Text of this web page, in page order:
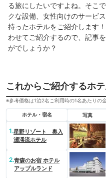
る旅にしたいですよね。そこ
クな設備、女性向けのサービ
持ったホテルをご紹介します
わせてご紹介するので、記事
がでしょうか？
これからご紹介するホ
※参考価格は1泊2名ご利用時の1名あたりの
ホテル・宿名 写真
1.星野リゾート 奥入
瀬渓流ホテル
2.青森のお宿 ホテル
アップルランド